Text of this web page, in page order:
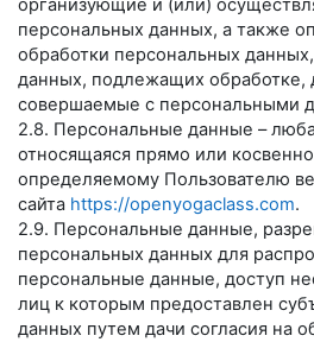
организующие и (или)
персональных данных, а также
обработки персональных
данных, подлежащих обработке,
совершаемые с персональными
2.8. Персональные данные –
относящаяся прямо или
определяемому Пользователю
сайта https://openyogaclass.com.
2.9. Персональные данные,
персональных данных для
персональные данные, доступ
лиц к которым предоставлен
данных путем дачи согласия на